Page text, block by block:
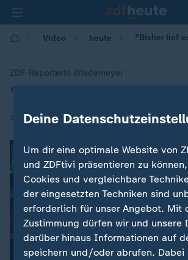
Video heute "Bisher lief
ZDF-Reporterin Wiedemeyer
:"Bisher lief es ohne jegliche
25.11.2023 | 11:52
Deine
Um dir eine optimale Website von
und ZDFtivi präsentieren zu
Cookies und vergleichbare
der eingesetzten Techniken sind
erforderlich für unser Angebot. Mit
Zustimmung dürfen wir und unsere
darüber hinaus Informationen auf
speichern und/oder abrufen. Dabei